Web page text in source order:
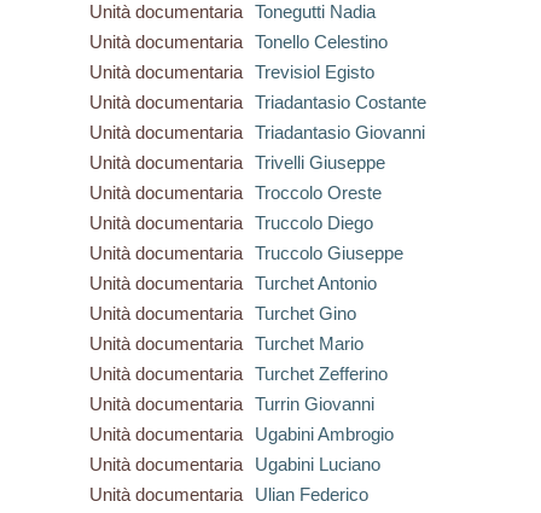
Unità documentaria
Tonegutti Nadia
Unità documentaria
Tonello Celestino
Unità documentaria
Trevisiol Egisto
Unità documentaria
Triadantasio Costante
Unità documentaria
Triadantasio Giovanni
Unità documentaria
Trivelli Giuseppe
Unità documentaria
Troccolo Oreste
Unità documentaria
Truccolo Diego
Unità documentaria
Truccolo Giuseppe
Unità documentaria
Turchet Antonio
Unità documentaria
Turchet Gino
Unità documentaria
Turchet Mario
Unità documentaria
Turchet Zefferino
Unità documentaria
Turrin Giovanni
Unità documentaria
Ugabini Ambrogio
Unità documentaria
Ugabini Luciano
Unità documentaria
Ulian Federico